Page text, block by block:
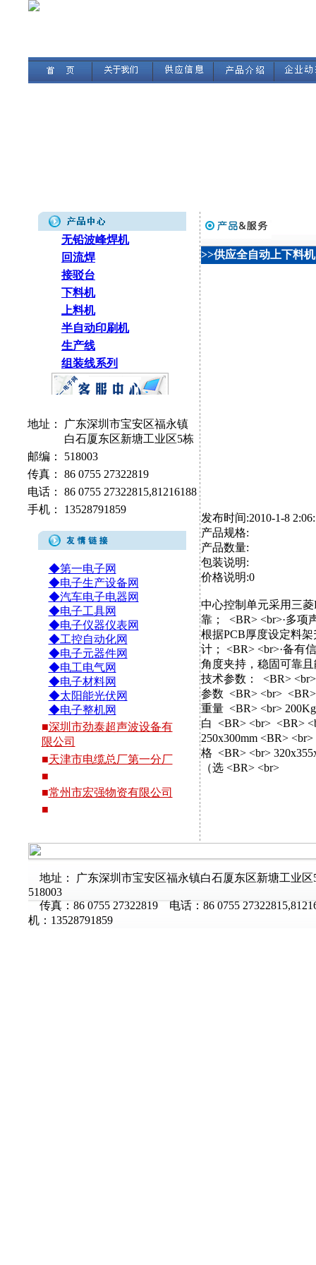
无铅波峰焊机
回流焊
接驳台
下料机
上料机
半自动印刷机
生产线
组装线系列
地址：
广东深圳市宝安区福永镇
白石厦东区新塘工业区5栋
邮编：
518003
传真：
86 0755 27322819
电话：
86 0755 27322815,81216188
手机：
13528791859
◆第一电子网
◆电子生产设备网
◆汽车电子电器网
◆电子工具网
◆电子仪器仪表网
◆工控自动化网
◆电子元器件网
◆电工电气网
◆电子材料网
◆太阳能光伏网
◆电子整机网
■深圳市劲泰超声波设备有
限公司
■天津市电缆总厂第一分厂
■
■常州市宏强物资有限公司
■
>>供应全自动上下料机
发布时间:2010-1-8
产品规格:
产品数量:
包装说明:
价格说明:0
中心控制单元采用三
靠； <BR> <br>·多项
根据PCB厚度设定料
计； <BR> <br>·备有
角度夹持，稳固可靠
技术参数： <BR>
参数 <BR> <br>
重量 <BR> <br>
白 <BR> <br> <BR>
250x300mm <BR>
格 <BR> <br>
（选 <BR> <br>
地址： 广东深圳市宝安区福永镇白石厦东区新塘工业
518003
传真：86 0755 27322819 电话：86 0755
机：13528791859